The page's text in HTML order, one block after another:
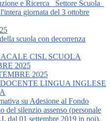
e Ricerca_ Settore Scuola_
giornata del 3 ottobre
scuola con decorrenza
CISL SCUOLA
2025
2025
LINGUA INGLESE
su Adesione al Fondo
del silenzio assenso (personale
dal 01 settembre 2019 in poi).